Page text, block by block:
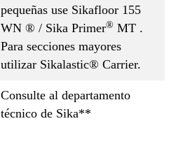
pequeñas use Sikafloor 155
WN ® / Sika Primer® MT .
Para secciones mayores
utilizar Sikalastic® Carrier.
Consulte al departamento
técnico de Sika**